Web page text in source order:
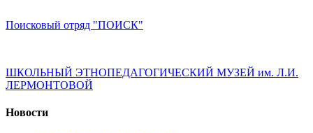
Поисковый отряд "ПОИСК"
ШКОЛЬНЫЙ ЭТНОПЕДАГОГИЧЕСКИЙ МУЗЕЙ им. Л.И.
ЛЕРМОНТОВОЙ
Новости